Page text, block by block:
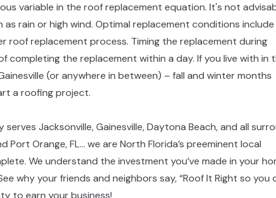
variable in the roof replacement equation. It's not
rain or high wind. Optimal replacement conditions
roof replacement process. Timing the replacement during
the replacement within a day. If you live with in
(or anywhere in between) – fall and winter months
Jacksonville, Gainesville, Daytona Beach, and all
Port Orange, FL… we are North Florida’s preeminent local
We understand the investment you’ve made in your
why your friends and neighbors say, “Roof It Right so you